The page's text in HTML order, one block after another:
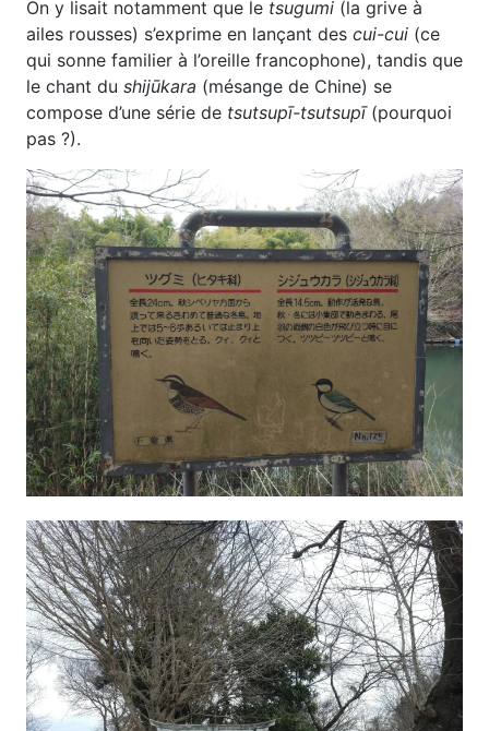
On y lisait notamment que le tsugumi (la grive à
ailes rousses) s’exprime en lançant des cui-cui (ce
qui sonne familier à l’oreille francophone), tandis que
le chant du shijūkara (mésange de Chine) se
compose d’une série de tsutsupī-tsutsupī(pourquoi
pas ?).